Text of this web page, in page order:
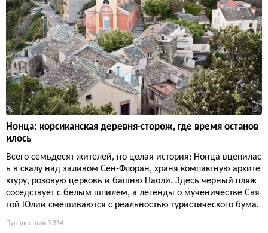
Нонца: корсиканская деревня-сторож, где время останов
илось
Всего семьдесят жителей, но целая история: Нонца вцепилас
ь в скалу над заливом Сен-Флоран, храня компактную архите
ктуру, розовую церковь и башню Паоли. Здесь черный пляж
соседствует с белым шпилем, а легенды о мученичестве Свя
той Юлии смешиваются с реальностью туристического бума.
Путешествия 3 334